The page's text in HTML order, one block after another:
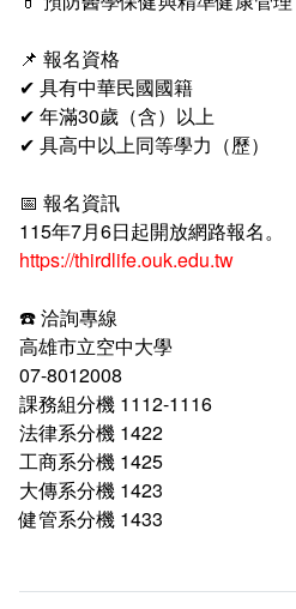
線上報名
線上報名查詢
秘書處事務組
秘書處出納組
秘書處文書組
教學媒體處
電算中心
圖書館
會計室
人事室
科技管理學系
健康管理與促進學系
網路教學 3.0 (111-2學期啟用)
校園行事曆
會計預警及請購系統
教室‧會議室預約系統
線上報修最新消息
書表下載
政府公開資訊
常見問答
意見信箱
各單位意見信箱
教師意見信箱
諮詢信箱
諮詢信箱進度查詢
影音資訊
📌 報名資格
✔ 具有中華民國國籍
✔ 年滿30歲（含）以上
✔ 具高中以上同等學力（歷）
📅 報名資訊
115年7月6日起開放網路報名。
https://thirdlife.ouk.edu.tw
☎️ 洽詢專線
高雄市立空中大學
07-8012008
課務組分機 1112-1116
法律系分機 1422
工商系分機 1425
大傳系分機 1423
健管系分機 1433